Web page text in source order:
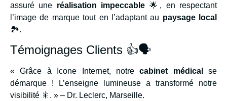
assuré une réalisation impeccable 🌟, en respectant
l’image de marque tout en l’adaptant au paysage local
🏞️.
Témoignages Clients 👍🗣️
« Grâce à Icone Internet, notrecabinet médical
se
démarque ! L’enseigne lumineuse a transformé notre
visibilité 🎇. » – Dr. Leclerc, Marseille.